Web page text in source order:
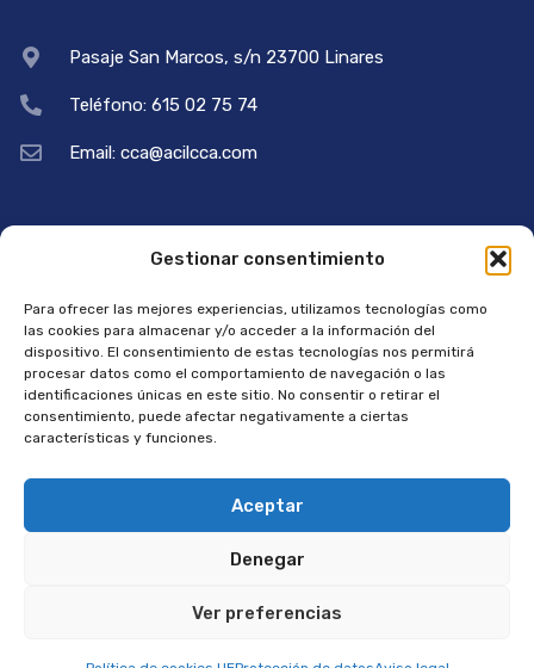
Gestionar consentimiento
Para ofrecer las mejores experiencias, utilizamos tecnologías como
las cookies para almacenar y/o acceder a la información del
dispositivo. El consentimiento de estas tecnologías nos permitirá
procesar datos como el comportamiento de navegación o las
identificaciones únicas en este sitio. No consentir o retirar el
consentimiento, puede afectar negativamente a ciertas
características y funciones.
Aceptar
Denegar
Ver preferencias
Pasaje San Marcos, s/n 23700 Linares
Teléfono: 615 02 75 74
Email: cca@acilcca.com
Enlaces útiles
¿Qué es ACIL?
Asóciate
Nuestros asociados
Información legal
Aviso legal
Política de privacidad
Política de cookies